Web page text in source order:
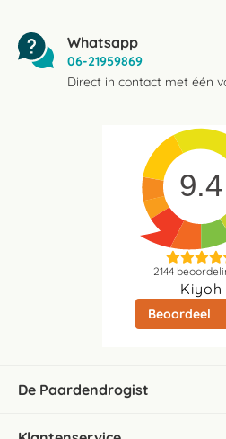
Whatsapp
06-21959869
Direct in contact met één
9.4
2144
Kiyoh
Beoordeel
De Paardendrogist